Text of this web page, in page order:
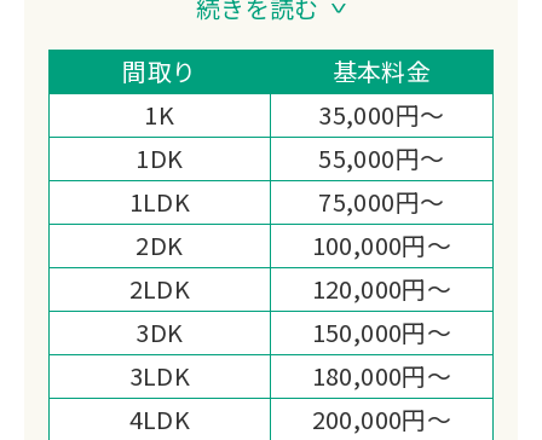
軽トラから2tトラックまで選べる積み放
題パックで追加料金の心配がありませ
ん。
買取対応や女性スタッフの配置など、柔
軟な対応が強みです。
続きを読む
間取り
基本料金
1K
35,000円～
1DK
55,000円～
1LDK
75,000円～
2DK
100,000円～
2LDK
120,000円～
3DK
150,000円～
3LDK
180,000円～
4LDK
200,000円～